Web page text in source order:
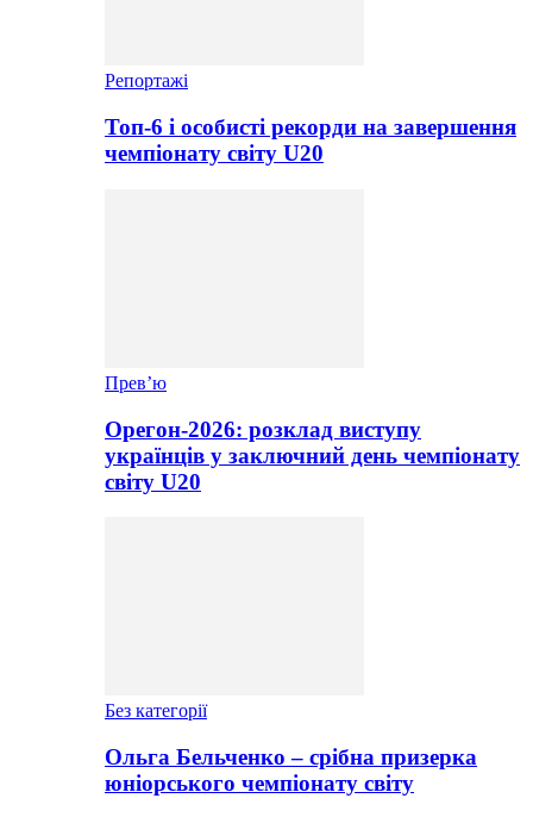
Репортажі
Топ-6 і особисті рекорди на завершення
чемпіонату світу U20
Прев’ю
Орегон-2026: розклад виступу
українців у заключний день чемпіонату
світу U20
Без категорії
Ольга Бельченко – срібна призерка
юніорського чемпіонату світу